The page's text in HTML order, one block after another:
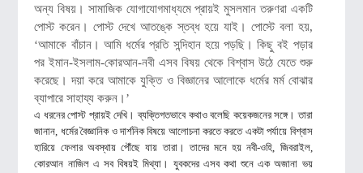
রসুল (সা.)-এর মর্যাদা অতুলনীয় আল্লাহর পরিচয়
অন্য বিষয়। সামাজিক যোগাযোগমাধ্যমে প্রায়ই মুসলমান তরুণরা একটি
পোস্ট করেন। পোস্ট দেখে আতঙ্কে স্তব্ধ হয়ে যাই। পোস্টে বলা হয়,
‘আমাকে বাঁচান। আমি ধর্মের প্রতি সন্দিহান হয়ে পড়ছি। কিছু বই পড়ার
পর ইমান-ইসলাম-কোরআন-নবী এসব বিষয় থেকে বিশ্বাস উঠে যেতে শুরু
করেছে। দয়া করে আমাকে যুক্তি ও বিজ্ঞানের আলোকে ধর্মের মর্ম বোঝার
ব্যাপারে সাহায্য করুন।’
এ ধরনের পোস্ট প্রায়ই দেখি। ব্যক্তিগতভাবে কথাও বলেছি কয়েকজনের সঙ্গে। তারা
জানান, ধর্মের বৈজ্ঞানিক ও দার্শনিক বিষয়ে আলোচনা করতে করতে একটা পর্যায়ে বিশ্বাস
হারিয়ে ফেলার অবস্থায় পৌঁছে যায় তারা। তাদের মনে হয় নবী-ওহি, জিবরাইল,
কোরআন নাজিল এ সব বিষয়ই মিথ্যা। যুবকদের এসব কথা শুনে এক অজানা ভয়